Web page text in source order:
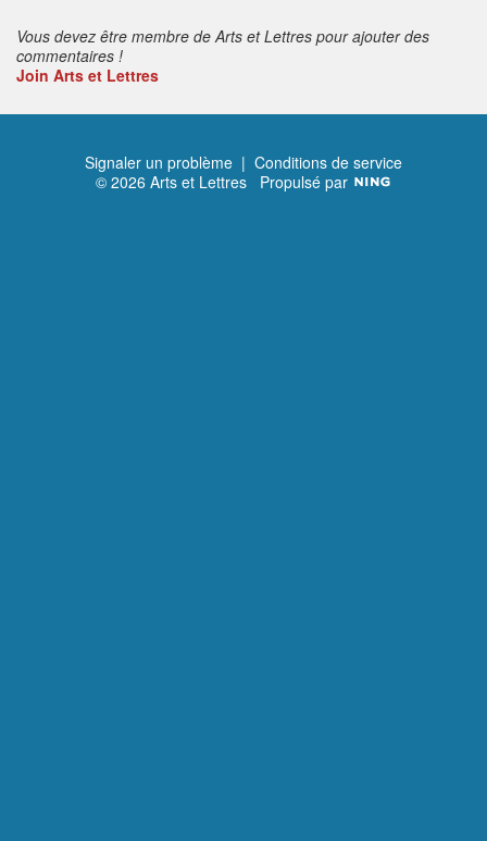
Vous devez être membre de Arts et Lettres pour ajouter des
commentaires !
Join Arts et Lettres
Signaler un problème | Conditions de service
© 2026 Arts et Lettres Propulsé par